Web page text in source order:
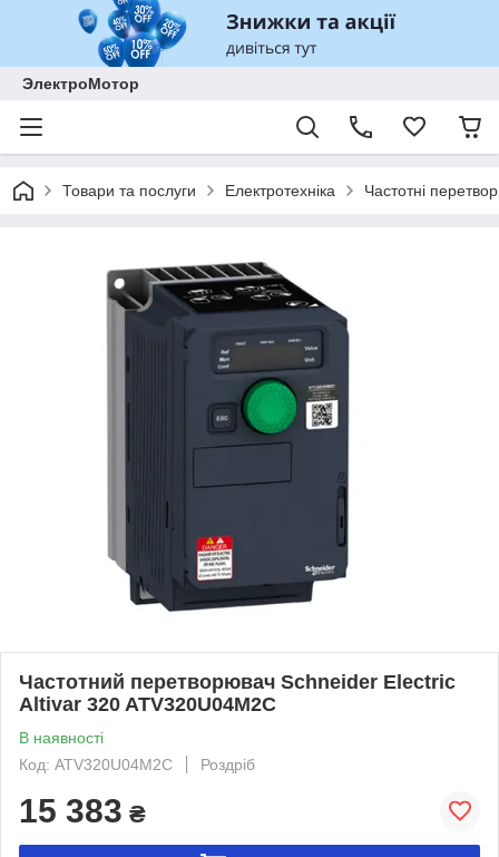
ЭлектроМотор
Товари та послуги Електротехніка Частотні
Частотний перетворювач Schneider Electric
Altivar 320 ATV320U04M2C
В наявності
Код: ATV320U04M2C
Роздріб
15 383 ₴